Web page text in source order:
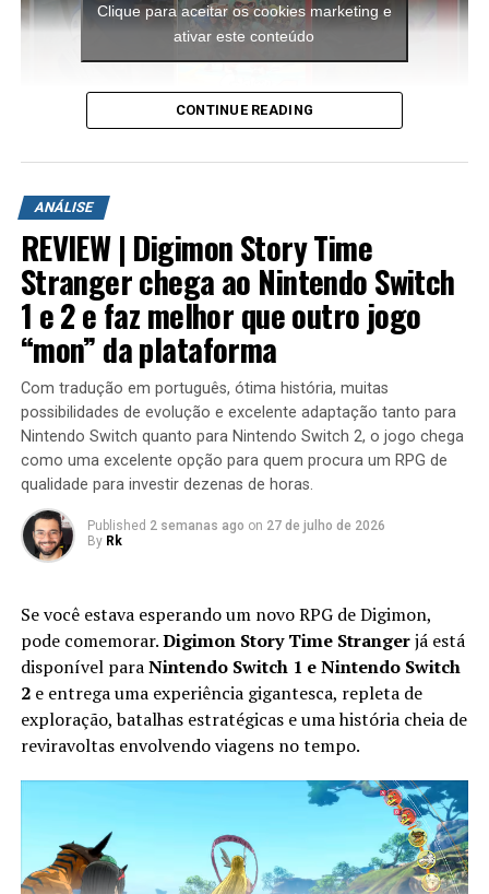
Clique para aceitar os cookies marketing e
ativar este conteúdo
A aventura leva o jogador para ilhas inéditas e diferentes
possível encontrar novas armas, aprimorar os
equipamentos com upgrades e completar diversas
missões que variam bastante em estrutura. Algumas
colocam o jogador contra grandes hordas de inimigos
em áreas abertas, enquanto outras acontecem em
regiões subterrâneas repletas de desafios, incluindo
inimigos mais poderosos e torres que precisam ser
destruídas dentro de um limite de tempo para que a
missão seja concluída.
Apesar do foco na experiência solo, o multiplayer
continua presente. Você pode chamar amigos para
participar das missões ou entrar nas salas de outros
jogadores para completar sessões cooperativas e
conquistar recompensas adicionais, aumentando ainda
mais a longevidade da aventura.
CONTINUE READING
ANÁLISE
REVIEW | Digimon Story Time
Stranger chega ao Nintendo Switch
1 e 2 e faz melhor que outro jogo
“mon” da plataforma
Com tradução em português, ótima história, muitas
possibilidades de evolução e excelente adaptação tanto para
Nintendo Switch quanto para Nintendo Switch 2, o jogo chega
como uma excelente opção para quem procura um RPG de
qualidade para investir dezenas de horas.
Published 2 semanas ago on 27 de julho de 2026
By Rk
Se você estava esperando um novo RPG de Digimon,
pode comemorar.Digimon Story Time Strangerjá está
disponível paraNintendo Switch 1 e Nintendo Switch
2e entrega uma experiência gigantesca, repleta de
exploração, batalhas estratégicas e uma história cheia de
reviravoltas envolvendo viagens no tempo.